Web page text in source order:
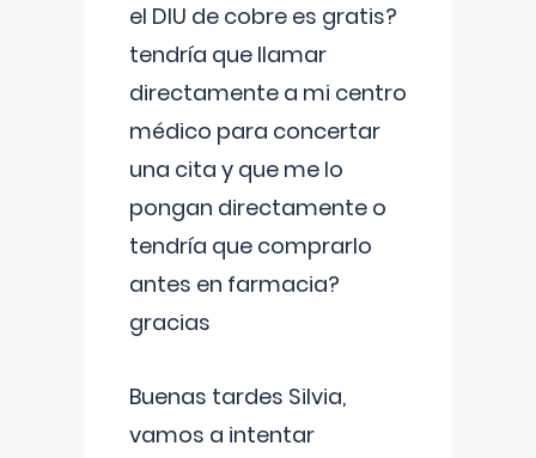
el DIU de cobre es gratis?
tendría que llamar
directamente a mi centro
médico para concertar
una cita y que me lo
pongan directamente o
tendría que comprarlo
antes en farmacia?
gracias
Buenas tardes Silvia,
vamos a intentar